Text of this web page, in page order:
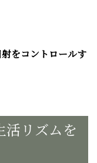
射をコントロールす
活リズムを